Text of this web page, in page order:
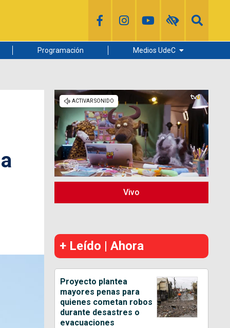
Programación Medios UdeC
Radio UdeC
Noticias UdeC
La Discusión
Vivo
+ Leído | Ahora
Proyecto plantea
mayores penas para
quienes cometan robos
durante desastres o
evacuaciones